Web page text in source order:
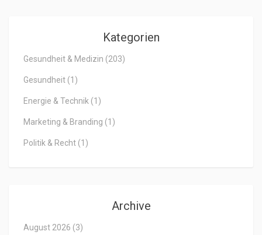
Kategorien
Gesundheit & Medizin (203)
Gesundheit (1)
Energie & Technik (1)
Marketing & Branding (1)
Politik & Recht (1)
Archive
August 2026 (3)